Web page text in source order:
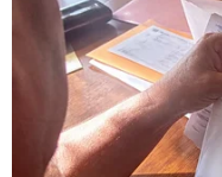
Mỹ: Một cảnh
chết người da
12/02/2016 14:29
Cảnh sát Mỹ gốc Á,